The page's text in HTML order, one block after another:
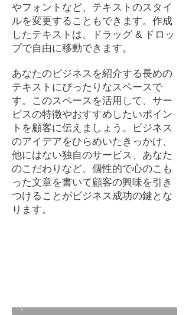
やフォントなど、テキストのスタイ
ルを変更することもできます。作成
したテキストは、ドラッグ & ドロッ
プで自由に移動できます。
あなたのビジネスを紹介する長めの
テキストにぴったりなスペースで
す。このスペースを活用して、サー
ビスの特徴やおすすめしたいポイン
トを顧客に伝えましょう。ビジネス
のアイデアをひらめいたきっかけ、
他にはない独自のサービス、あなた
のこだわりなど、個性的で心のこも
った文章を書いて顧客の興味を引き
つけることがビジネス成功の鍵とな
ります。